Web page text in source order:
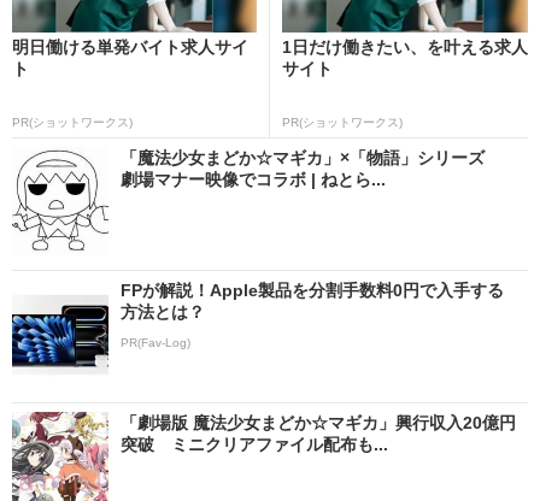
明日働ける単発バイト求人サイ
ト
PR(ショットワークス)
1日だけ働きたい、を叶える求人
サイト
PR(ショットワークス)
「魔法少女まどか☆マギカ」×「物語」シリーズ
劇場マナー映像でコラボ | ねとら...
FPが解説！Apple製品を分割手数料0円で入手する
方法とは？
PR(Fav-Log)
「劇場版 魔法少女まどか☆マギカ」興行収入20億円
突破 ミニクリアファイル配布も...